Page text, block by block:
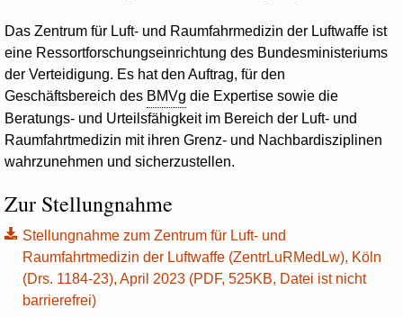
Das Zentrum für Luft- und Raumfahrmedizin der Luftwaffe ist
eine Ressortforschungseinrichtung des Bundesministeriums
der Verteidigung. Es hat den Auftrag, für den
Geschäftsbereich des BMVg die Expertise sowie die
Beratungs- und Urteilsfähigkeit im Bereich der Luft- und
Raumfahrtmedizin mit ihren Grenz- und Nachbardisziplinen
wahrzunehmen und sicherzustellen.
Zur Stellungnahme
Stellungnahme zum Zentrum für Luft- und
Raumfahrtmedizin der Luftwaffe (ZentrLuRMedLw), Köln
(Drs. 1184-23), April 2023 (PDF, 525KB, Datei ist nicht
barrierefrei)